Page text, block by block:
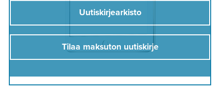
Uutiskirjearkisto
Tilaa maksuton uutiskirje